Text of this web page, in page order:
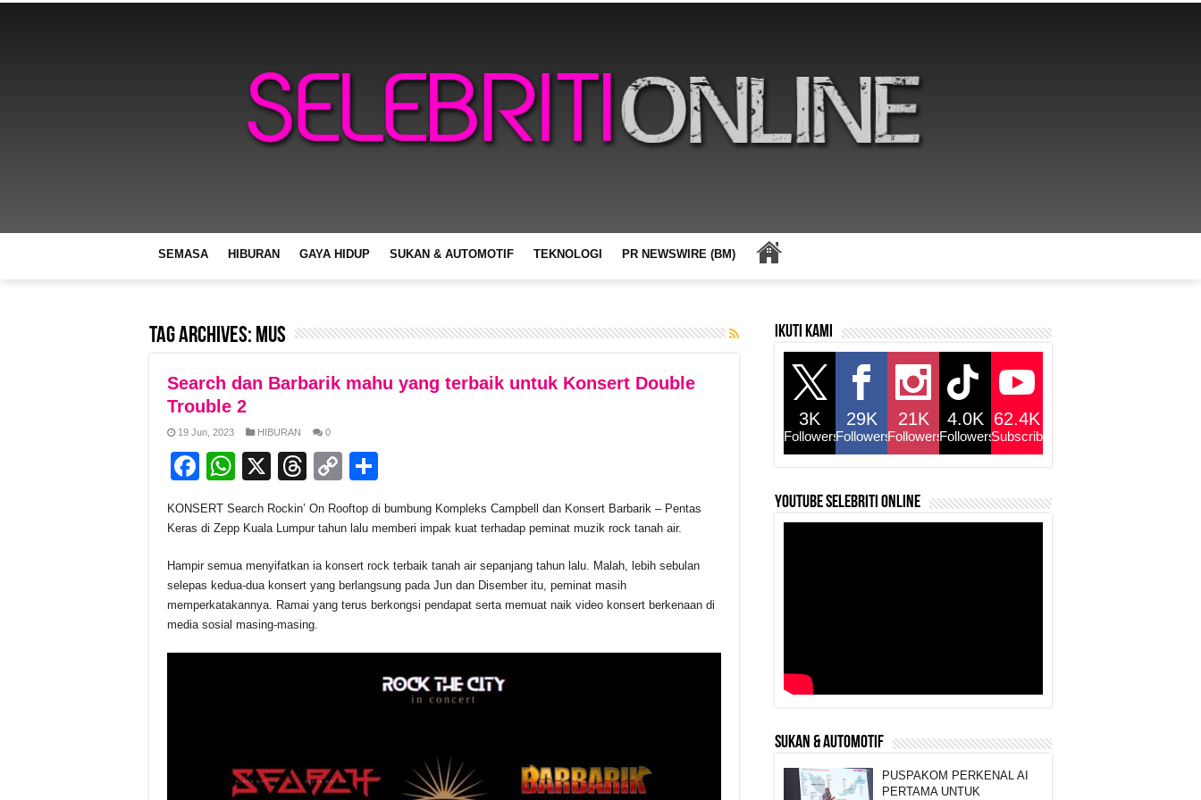
SEMASA HIBURAN GAYA HIDUP SUKAN & AUTOMOTIF TEKNOLOGI PR NEWSWIRE (BM)
Tag Archives: Mus
Search dan Barbarik mahu yang terbaik untuk Konsert Double
Trouble 2
19 Jun, 2023 HIBURAN 0
F
c
b
o
o
W
at
A
p
p
X
T
e
d
s
C
p
Li
n
ar
KONSERT Search Rockin’ On Rooftop di bumbung Kompleks Campbell dan Konsert Barbarik – Pentas
Keras di Zepp Kuala Lumpur tahun lalu memberi impak kuat terhadap peminat muzik rock tanah air.
Hampir semua menyifatkan ia konsert rock terbaik tanah air sepanjang tahun lalu. Malah, lebih sebulan
selepas kedua-dua konsert yang berlangsung pada Jun dan Disember itu, peminat masih
memperkatakannya. Ramai yang terus berkongsi pendapat serta memuat naik video konsert berkenaan di
media sosial masing-masing.
Ikuti kami
3K
Followers
29K
Followers
21K
Followers
4.0K
Followers
62.4K
Subscribers
YouTube selebriti online
SUKAN & AUTOMOTIF
PUSPAKOM PERKENAL AI
PERTAMA UNTUK